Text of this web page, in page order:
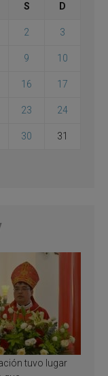
S D
2 3
9 10
16 17
23 24
30 31
tuvo lugar